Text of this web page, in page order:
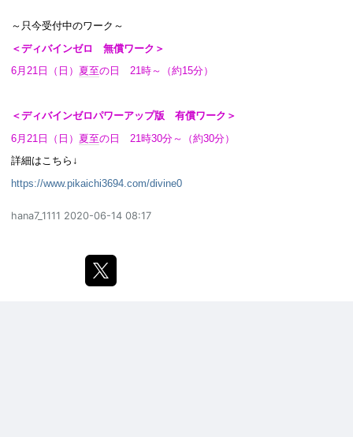
～只今受付中のワーク～
＜ディバインゼロ 無償ワーク＞
6月21日（日） 夏至の日 21時～（約15分）
＜ディバインゼロパワーアップ版 有償ワーク＞
6月21日（日） 夏至の日 21時30分～（約30分）
詳細はこちら↓
https://www.pikaichi3694.com/divine0
hana7_1111 2020-06-14 08:17